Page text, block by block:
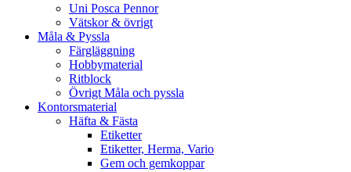
Uni Posca Pennor
Vätskor & övrigt
Måla & Pyssla
Färgläggning
Hobbymaterial
Ritblock
Övrigt Måla och pyssla
Kontorsmaterial
Häfta & Fästa
Etiketter
Etiketter, Herma, Vario
Gem och gemkoppar